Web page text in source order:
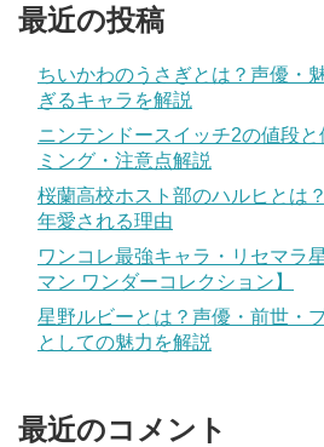
最近の投稿
ちいかわのうさぎとは？声優・
ぎるキャラを解説
ニンテンドースイッチ2の値段
ミング・注意点解説
桜蘭高校ホスト部のハルヒとは
年愛される理由
ワンコレ最強キャラ・リセマラ
マン ワンダーコレクション】
星野ルビーとは？声優・前世・
としての魅力を解説
最近のコメント